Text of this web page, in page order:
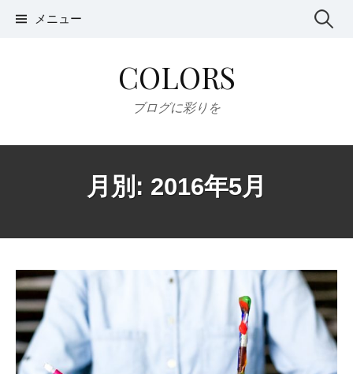
メニュー 検
COLORS
ブログに彩りを
月別: 2016年5月